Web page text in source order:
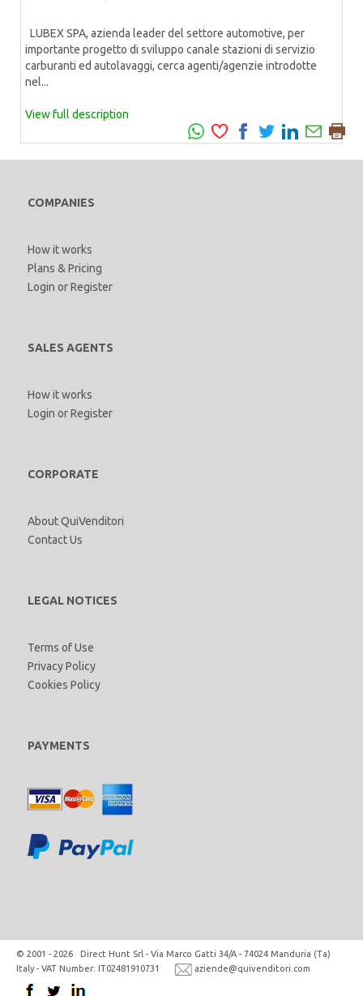
LUBEX SPA, azienda leader del settore automotive, per
importante progetto di sviluppo canale stazioni di servizio
carburanti ed autolavaggi, cerca agenti/agenzie introdotte
nel...
View full description
COMPANIES
How it works
Plans & Pricing
Login orRegister
SALES AGENTS
How it works
Login orRegister
CORPORATE
About QuiVenditori
Contact Us
LEGAL NOTICES
Terms of Use
Privacy Policy
Cookies Policy
PAYMENTS
© 2001 - 2026 Direct Hunt Srl - Via Marco Gatti 34/A - 74024 Manduria (Ta)
Italy - VAT Number: IT02481910731
aziende@quivenditori.com